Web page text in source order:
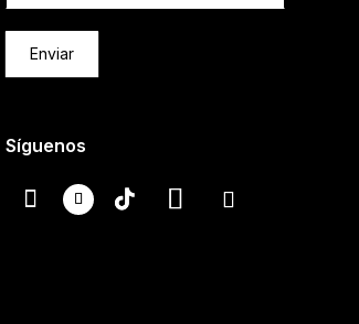
Enviar
Síguenos